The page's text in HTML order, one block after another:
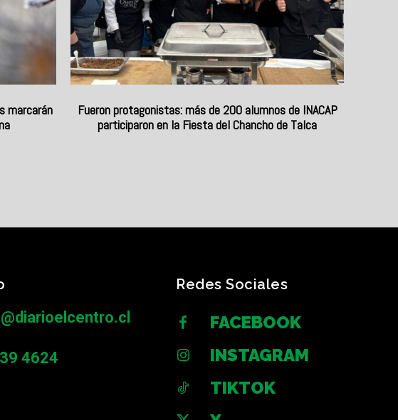
marcarán
Fueron protagonistas: más de 200 alumnos de INACAP
participaron en la Fiesta del Chancho de Talca
4624
Redes Sociales
FACEBOOK
INSTAGRAM
TIKTOK